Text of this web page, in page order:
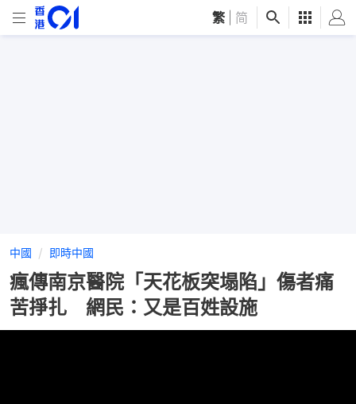
繁 简
中國 即時中國
瘋傳南京醫院「天花板突塌陷」傷者痛
苦掙扎 網民：又是百姓設施